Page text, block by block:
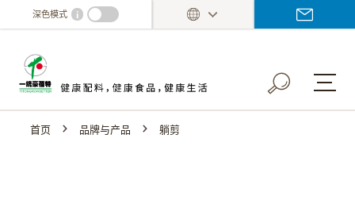
to
content
深色模式 i
首页 品牌与产品 躺剪